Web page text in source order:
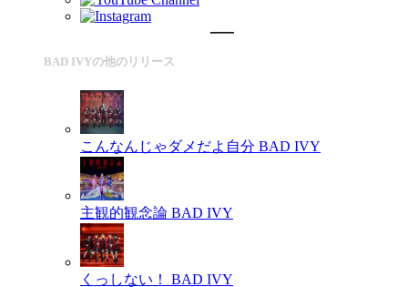
BAD IVYの他のリリース
こんなんじゃダメだよ自分 BAD IVY
主観的観念論 BAD IVY
くっしない！ BAD IVY